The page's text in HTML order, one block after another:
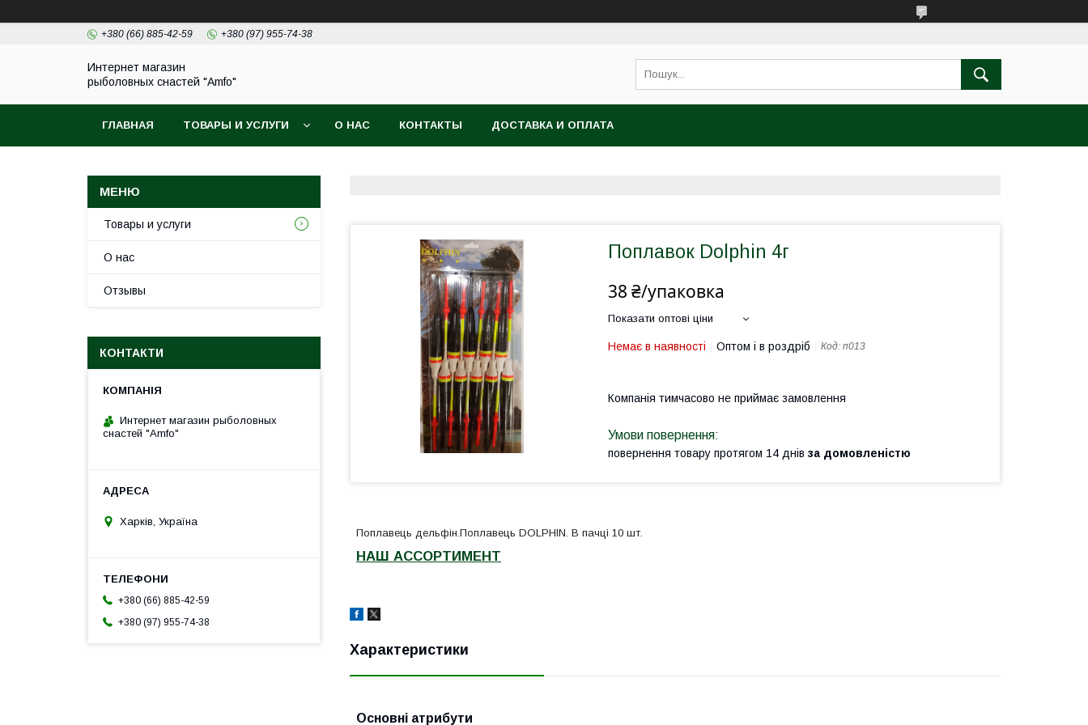
+380 (66) 885-42-59 +380 (97) 955-74-38
Интернет магазин
рыболовных снастей "Amfo"
ГЛАВНАЯ ТОВАРЫ И УСЛУГИ О НАС КОНТАКТЫ ДОСТАВКА И ОПЛАТА
Поплавок Dolphin 4г
38 ₴/упаковка
Показати оптові ціни
Немає в наявності Оптом і в роздріб Код: п013
Компанія тимчасово не приймає замовлення
повернення товару протягом 14 днів за домовленістю
Поплавець дельфін.Поплавець DOLPHIN. В пачці 10 шт.
НАШ АССОРТИМЕНТ
Характеристики
Основні атрибути
Товары и услуги
О нас
Отзывы
КОНТАКТИ
Интернет магазин рыболовных
снастей "Amfo"
Харків, Україна
+380 (66) 885-42-59
+380 (97) 955-74-38